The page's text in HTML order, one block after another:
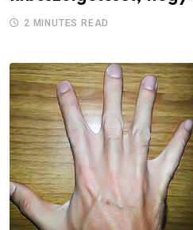
2 MINUTES READ